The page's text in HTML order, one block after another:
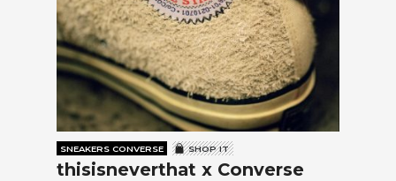
SNEAKERS CONVERSE SHOP IT
thisisneverthat x Converse